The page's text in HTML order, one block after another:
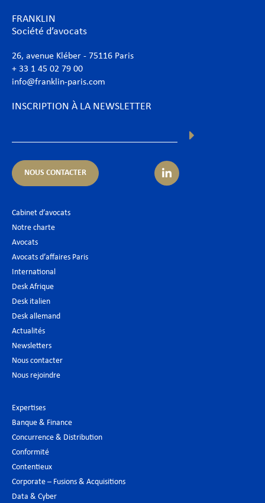
FRANKLIN
Société d’avocats
26, avenue Kléber - 75116 Paris
+ 33 1 45 02 79 00
info@franklin-paris.com
INSCRIPTION À LA NEWSLETTER
NOUS CONTACTER
Cabinet d’avocats
Notre charte
Avocats
Avocats d’affaires Paris
International
Desk Afrique
Desk italien
Desk allemand
Actualités
Newsletters
Nous contacter
Nous rejoindre
Expertises
Banque & Finance
Concurrence & Distribution
Conformité
Contentieux
Corporate – Fusions & Acquisitions
Data & Cyber